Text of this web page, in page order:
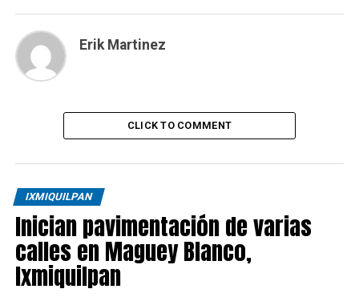
Erik Martinez
CLICK TO COMMENT
IXMIQUILPAN
Inician pavimentación de varias
calles en Maguey Blanco,
Ixmiquilpan